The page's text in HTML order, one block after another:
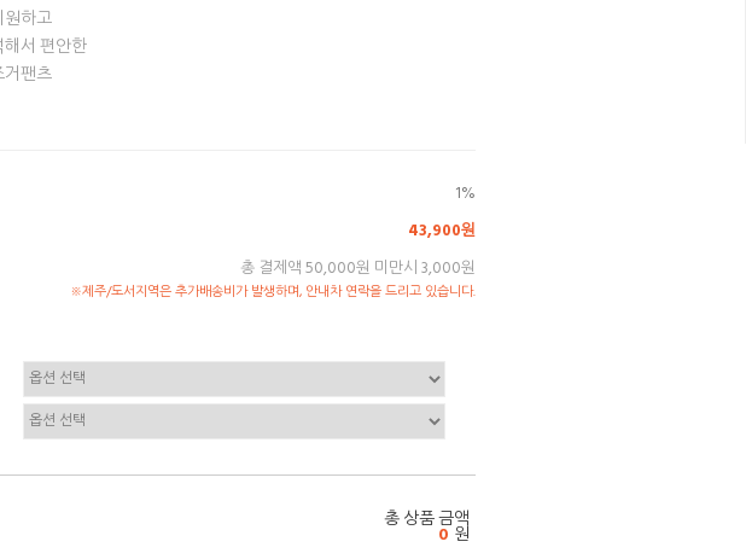
원하고
서 편안한
거팬츠
1%
43,900원
총 결제액 50,000원 미만시 3,000원
※제주/도서지역은 추가배송비가 발생하며, 안내차 연락을 드리고 있습니다.
총 상품 금액
0 원